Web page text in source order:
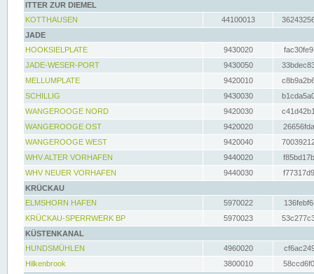
ITTER ZUR DIEMEL
KOTTHAUSEN
44100013
JADE
HOOKSIELPLATE
9430020
JADE-WESER-PORT
9430050
MELLUMPLATE
9420010
SCHILLIG
9430030
WANGEROOGE NORD
9420030
WANGEROOGE OST
9420020
WANGEROOGE WEST
9420040
WHV ALTER VORHAFEN
9440020
WHV NEUER VORHAFEN
9440030
KRÜCKAU
ELMSHORN HAFEN
5970022
KRÜCKAU-SPERRWERK BP
5970023
KÜSTENKANAL
HUNDSMÜHLEN
4960020
Hilkenbrook
3800010